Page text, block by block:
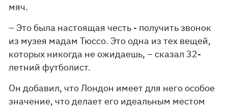
мяч.
– Это была настоящая честь - получить звонок
из музея мадам Тюссо. Это одна из тех вещей,
которых никогда не ожидаешь, – сказал 32-
летний футболист.
Он добавил, что Лондон имеет для него особое
значение, что делает его идеальным местом